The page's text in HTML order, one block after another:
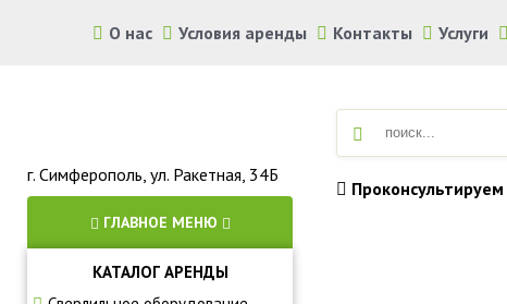
О нас Условия аренды Контакты Услуги
г. Симферополь, ул. Ракетная, 34Б
ГЛАВНОЕ МЕНЮ
КАТАЛОГ АРЕНДЫ
Проконсультируем